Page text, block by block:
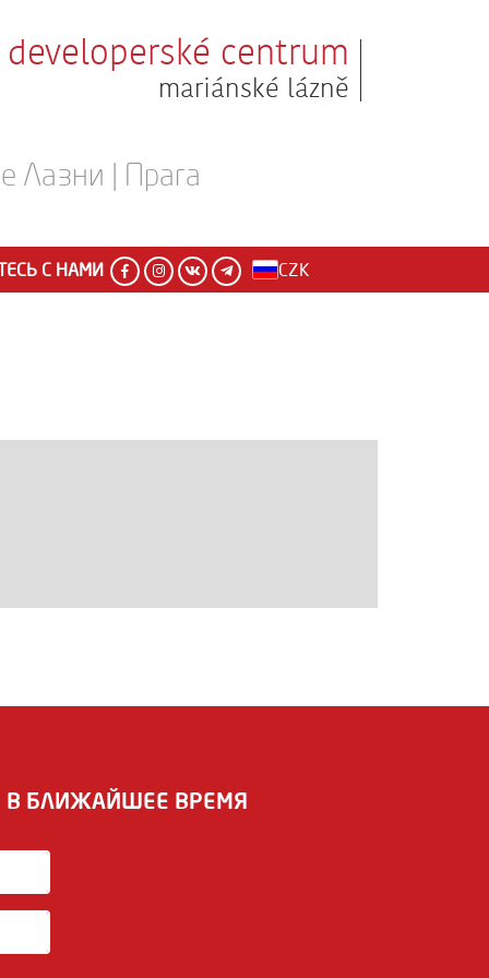
developerské centrum
mariánské lázně
Лазни | Прага
С НАМИ CZK
В БЛИЖАЙШЕЕ ВРЕМЯ